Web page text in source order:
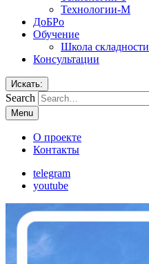
Технологии-М
ДоБРо
Обучение
Школа складности
Консультации
Искать:
Search
Menu
О проекте
Контакты
telegram
youtube